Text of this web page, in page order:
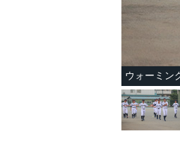
ウォーミン